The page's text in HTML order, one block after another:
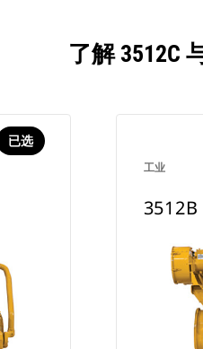
了解 3512C
已选
工业
3512B